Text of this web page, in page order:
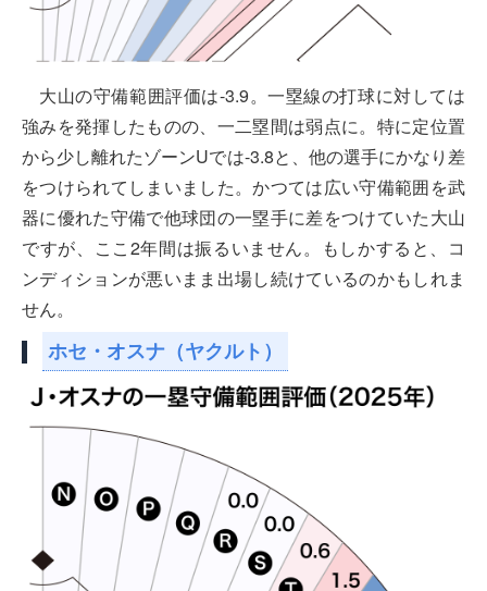
大山の守備範囲評価は-3.9。一塁線の打球に対しては
強みを発揮したものの、一二塁間は弱点に。特に定位置
から少し離れたゾーンUでは-3.8と、他の選手にかなり差
をつけられてしまいました。かつては広い守備範囲を武
器に優れた守備で他球団の一塁手に差をつけていた大山
ですが、ここ2年間は振るいません。もしかすると、コ
ンディションが悪いまま出場し続けているのかもしれま
せん。
ホセ・オスナ（ヤクルト）